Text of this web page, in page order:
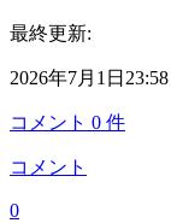
最終更新:
2026年7月1日23:58
コメント 0 件
コメント
0